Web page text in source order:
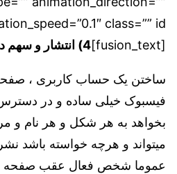
[fusion_text]
4) انتشار و سهم در خبر های بی اساس
ساختن یک حساب کاربری ، صفحه
فیسبوک خیلی ساده و در
بخواهد به هر شکل و هر نام و
میتواند و هرچه خواسته باشد
عموما شخص فعال عقب صفحه